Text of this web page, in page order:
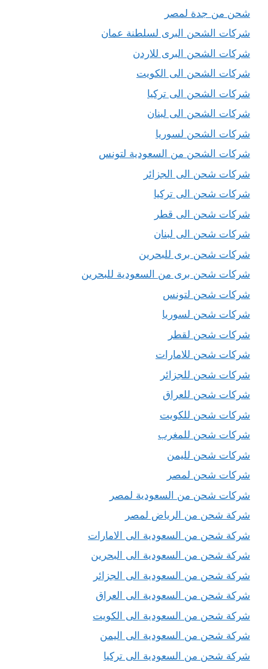
شحن من جدة لمصر
شركات الشحن البرى لسلطنة عمان
شركات الشحن البرى للاردن
شركات الشحن الى الكويت
شركات الشحن الى تركيا
شركات الشحن الى لبنان
شركات الشحن لسوريا
شركات الشحن من السعودية لتونس
شركات شحن الى الجزائر
شركات شحن الى تركيا
شركات شحن الى قطر
شركات شحن الى لبنان
شركات شحن برى للبحرين
شركات شحن برى من السعودية للبحرين
شركات شحن لتونس
شركات شحن لسوريا
شركات شحن لقطر
شركات شحن للامارات
شركات شحن للجزائر
شركات شحن للعراق
شركات شحن للكويت
شركات شحن للمغرب
شركات شحن لليمن
شركات شحن لمصر
شركات شحن من السعودية لمصر
شركة شحن من الرياض لمصر
شركة شحن من السعودية الى الامارات
شركة شحن من السعودية الى البحرين
شركة شحن من السعودية الى الجزائر
شركة شحن من السعودية الى العراق
شركة شحن من السعودية الى الكويت
شركة شحن من السعودية الى اليمن
شركة شحن من السعودية الى تركيا